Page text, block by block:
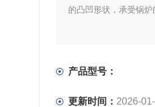
的凸凹形状，承受锅炉
产品型号：
更新时间： 2026-